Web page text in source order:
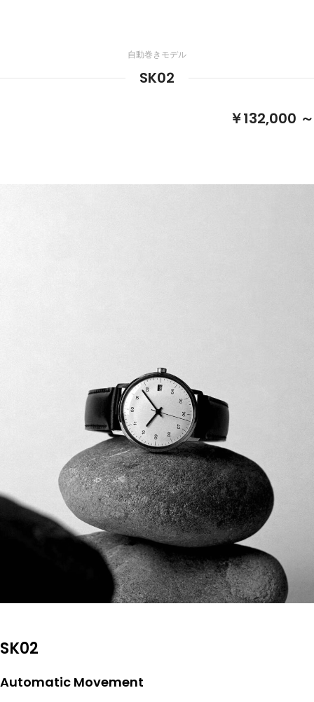
自動巻きモデル
SK02
￥132,000 ～
SK02
Automatic Movement